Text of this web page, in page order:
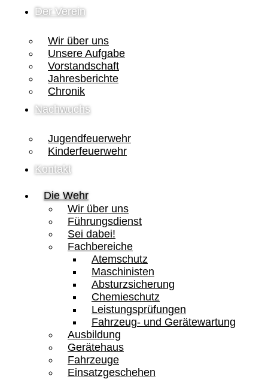
Der Verein
Wir über uns
Unsere Aufgabe
Vorstandschaft
Jahresberichte
Chronik
Nachwuchs
Jugendfeuerwehr
Kinderfeuerwehr
Kontakt
Die Wehr
Wir über uns
Führungsdienst
Sei dabei!
Fachbereiche
Atemschutz
Maschinisten
Absturzsicherung
Chemieschutz
Leistungsprüfungen
Fahrzeug- und Gerätewartung
Ausbildung
Gerätehaus
Fahrzeuge
Einsatzgeschehen